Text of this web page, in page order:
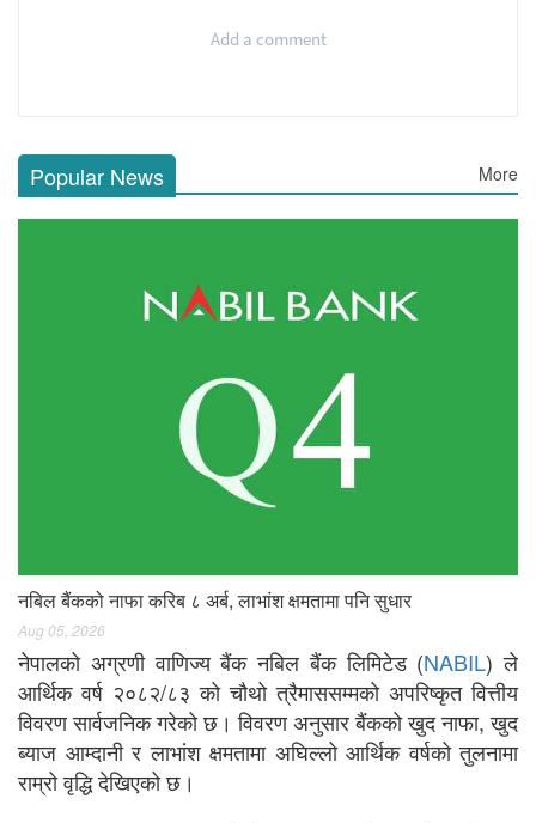
Add a comment
Popular News More
नबिल बैंकको नाफा करिब ८ अर्ब, लाभांश क्षमतामा पनि सुधार
Aug 05, 2026
नेपालको अग्रणी वाणिज्य बैंक नबिल बैंक लिमिटेड (NABIL) ले
आर्थिक वर्ष २०८२/८३ को चौथो त्रैमाससम्मको अपरिष्कृत वित्तीय
विवरण सार्वजनिक गरेको छ। विवरण अनुसार बैंकको खुद नाफा, खुद
ब्याज आम्दानी र लाभांश क्षमतामा अघिल्लो आर्थिक वर्षको तुलनामा
राम्रो वृद्धि देखिएको छ।